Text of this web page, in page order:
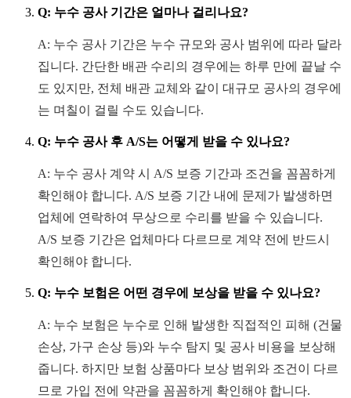
Q: 누수 공사 기간은 얼마나 걸리나요?
A: 누수 공사 기간은 누수 규모와 공사 범위에 따라 달라
집니다. 간단한 배관 수리의 경우에는 하루 만에 끝날 수
도 있지만, 전체 배관 교체와 같이 대규모 공사의 경우에
는 며칠이 걸릴 수도 있습니다.
Q: 누수 공사 후 A/S는 어떻게 받을 수 있나요?
A: 누수 공사 계약 시 A/S 보증 기간과 조건을 꼼꼼하게
확인해야 합니다. A/S 보증 기간 내에 문제가 발생하면
업체에 연락하여 무상으로 수리를 받을 수 있습니다.
A/S 보증 기간은 업체마다 다르므로 계약 전에 반드시
확인해야 합니다.
Q: 누수 보험은 어떤 경우에 보상을 받을 수 있나요?
A: 누수 보험은 누수로 인해 발생한 직접적인 피해 (건물
손상, 가구 손상 등)와 누수 탐지 및 공사 비용을 보상해
줍니다. 하지만 보험 상품마다 보상 범위와 조건이 다르
므로 가입 전에 약관을 꼼꼼하게 확인해야 합니다.